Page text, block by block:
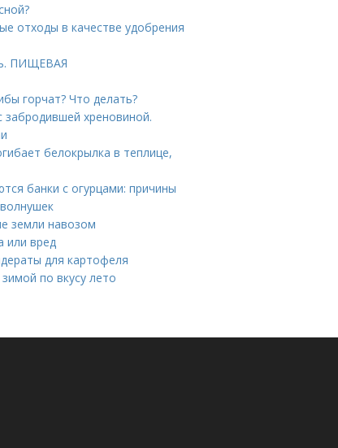
отходы в качестве удобрения
ПИЩЕВАЯ
горчат? Что делать?
забродившей хреновиной.
белокрылка в теплице,
банки с огурцами: причины
земли навозом
или вред
для картофеля
по вкусу лето